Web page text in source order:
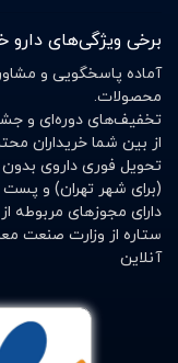
برخی ویژگی‌های دارو
آماده پاسخگویی و
محصولات.
تخفیف‌های دوره‌ای و
از بین شما خریداران
تحویل فوری داروی
(برای شهر تهران) و
دارای مجوزهای مربوطه
ستاره از وزارت صنعت
آنلاین